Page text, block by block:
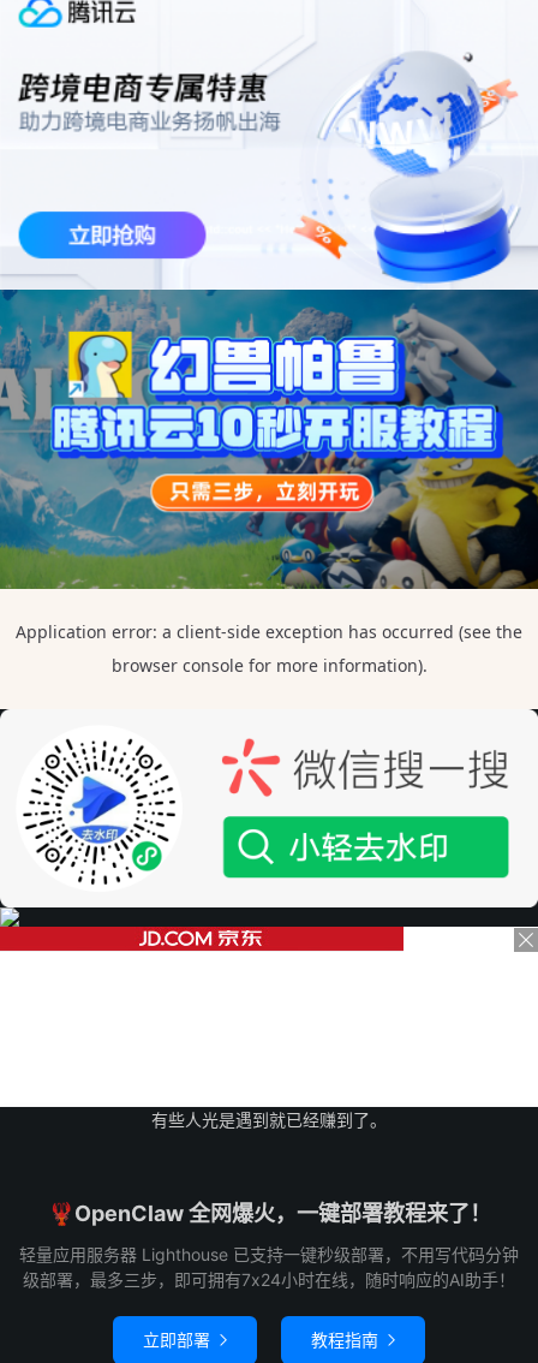
有些人光是遇到就已经赚到了。
🦞OpenClaw 全网爆火，一键部署教程来了！
轻量应用服务器 Lighthouse 已支持一键秒级部署，不用写代码分钟
级部署，最多三步，即可拥有7x24小时在线，随时响应的AI助手！
立即部署  教程指南 